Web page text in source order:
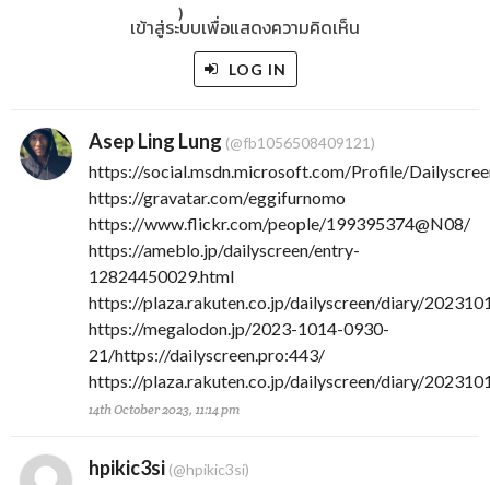
)
เข้าสู่ระบบเพื่อแสดงความคิดเห็น
LOG IN
Asep Ling Lung (@fb1056508409121)
https://social.msdn.microsoft.com/Profile/
https://gravatar.com/eggifurnomo
https://www.flickr.com/people/199395374@N08/
https://ameblo.jp/dailyscreen/entry-
12824450029.html
https://plaza.rakuten.co.jp/dailyscreen/diary/
https://megalodon.jp/2023-1014-0930-
21/https://dailyscreen.pro:443/
https://plaza.rakuten.co.jp/dailyscreen/diary/
14th October 2023, 11:14 pm
hpikic3si (@hpikic3si)